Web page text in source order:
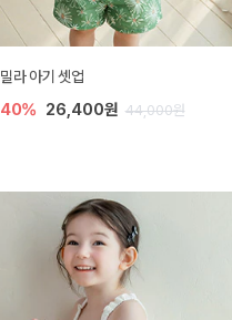
밀라 아기 셋업
40% 26,400원 44,000원